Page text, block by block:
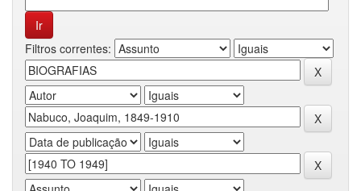
Filtros correntes: